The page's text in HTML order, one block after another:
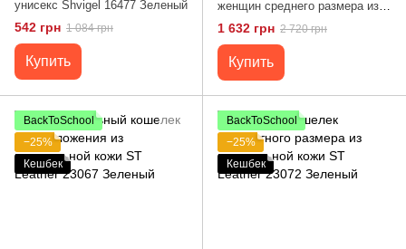
унисекс Shvigel 16477 Зеленый
542 грн 1 084 грн
Купить
женщин среднего размера из
натуральной кожи флотар
CANPELLINI 21812 Зеленый
1 632 грн 2 720 грн
Купить
BackToSchool
−25%
Кешбек
BackToSchool
−25%
Кешбек